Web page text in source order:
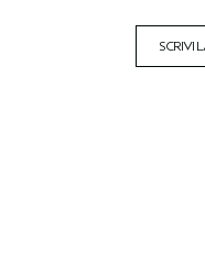
SCRIVI